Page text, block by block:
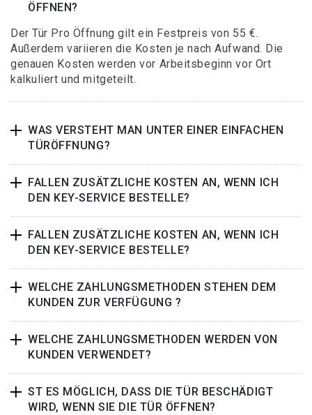
ÖFFNEN?
Der Tür Pro Öffnung gilt ein Festpreis von 55 €.
Außerdem variieren die Kosten je nach Aufwand. Die
genauen Kosten werden vor Arbeitsbeginn vor Ort
kalkuliert und mitgeteilt.
WAS VERSTEHT MAN UNTER EINER EINFACHEN
TÜRÖFFNUNG?
FALLEN ZUSÄTZLICHE KOSTEN AN, WENN ICH
DEN KEY-SERVICE BESTELLE?
FALLEN ZUSÄTZLICHE KOSTEN AN, WENN ICH
DEN KEY-SERVICE BESTELLE?
WELCHE ZAHLUNGSMETHODEN STEHEN DEM
KUNDEN ZUR VERFÜGUNG ?
WELCHE ZAHLUNGSMETHODEN WERDEN VON
KUNDEN VERWENDET?
ST ES MÖGLICH, DASS DIE TÜR BESCHÄDIGT
WIRD, WENN SIE DIE TÜR ÖFFNEN?